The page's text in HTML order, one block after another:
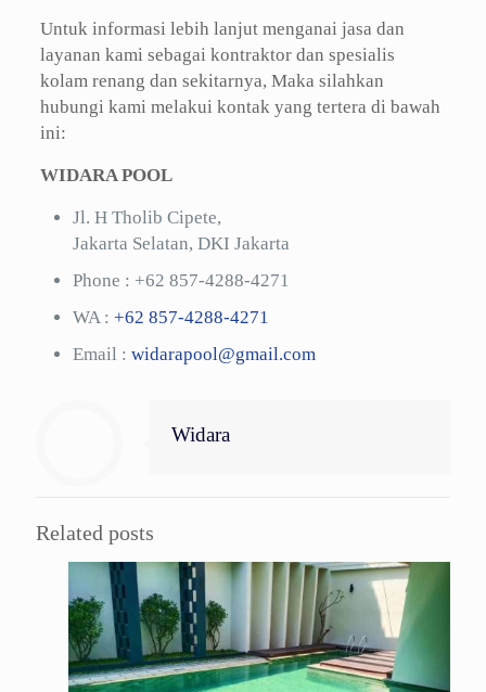
Untuk informasi lebih lanjut menganai jasa dan
layanan kami sebagai kontraktor dan spesialis
kolam renang dan sekitarnya, Maka silahkan
hubungi kami melakui kontak yang tertera di bawah
ini:
WIDARA POOL
Jl. H Tholib Cipete,
Jakarta Selatan, DKI Jakarta
Phone : +62 857-4288-4271
WA : +62 857-4288-4271
Email : widarapool@gmail.com
Widara
Related posts